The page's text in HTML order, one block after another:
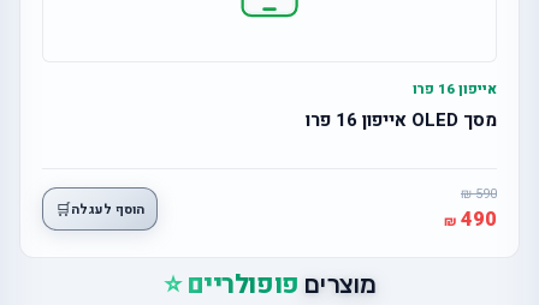
אייפון 16 פרו
מסך OLED אייפון 16 פרו
590
490 הוסף לעגלה🛒
מוצרים פופולריים ⭐